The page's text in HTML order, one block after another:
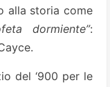
alla storia come
dormiente”:
del ‘900 per le